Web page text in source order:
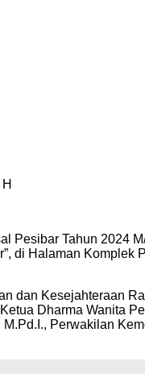
Pesibar Tahun 2024
di Halaman Komplek
dan Kesejahteraan
Dharma Wanita
Perwakilan